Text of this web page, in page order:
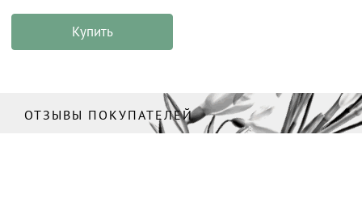
Купить
ОТЗЫВЫ ПОКУПАТЕЛЕЙ